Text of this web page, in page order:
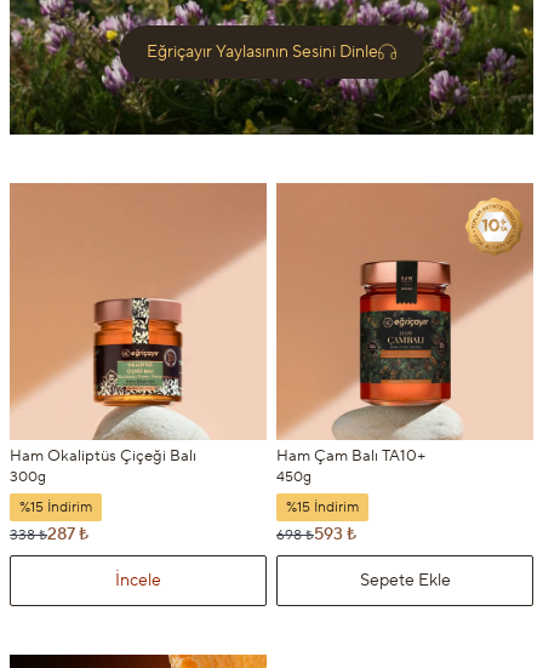
Eğriçayır Yaylasının Sesini Dinle
Ham Okaliptüs Çiçeği Balı
300g
%15 İndirim
338 ₺287 ₺
İncele
Ham Çam Balı TA10+
450g
%15 İndirim
698 ₺593 ₺
Sepete Ekle